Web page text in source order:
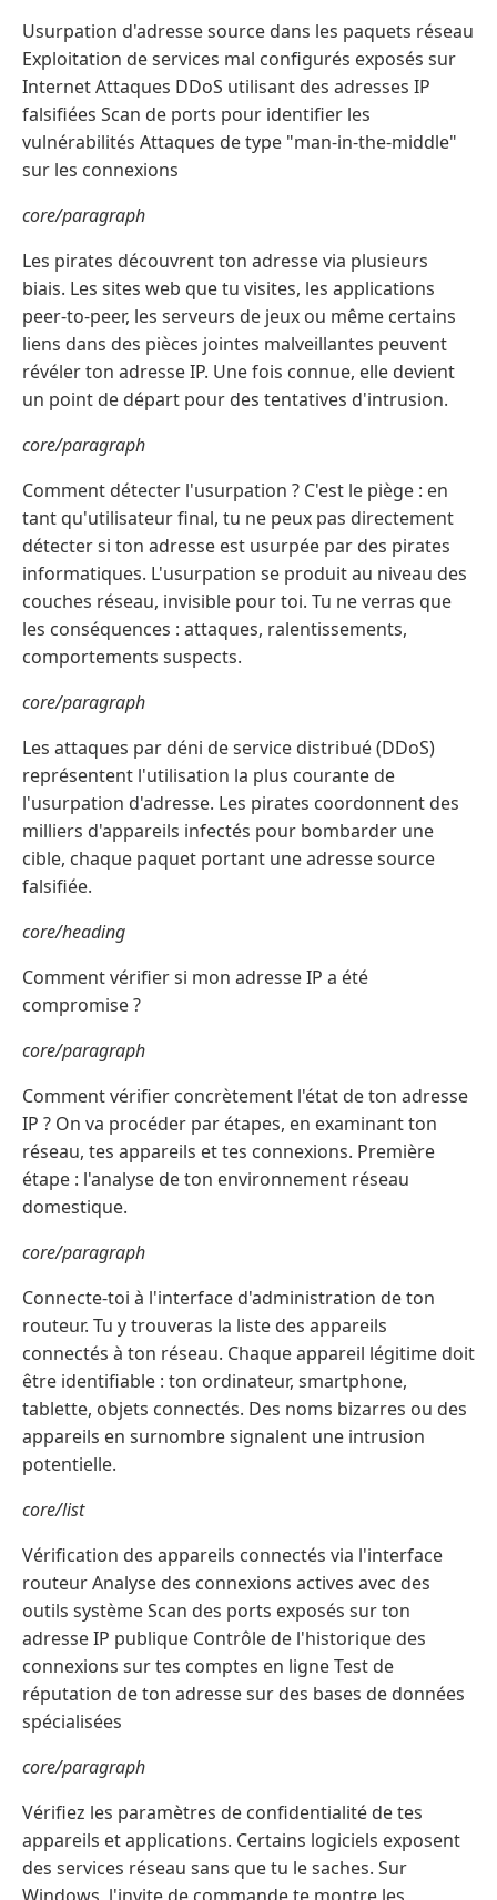
Usurpation d'adresse source dans les paquets réseau
Exploitation de services mal configurés exposés sur
Internet Attaques DDoS utilisant des adresses IP
falsifiées Scan de ports pour identifier les
vulnérabilités Attaques de type "man-in-the-middle"
sur les connexions
core/paragraph
Les pirates découvrent ton adresse via plusieurs
biais. Les sites web que tu visites, les applications
peer-to-peer, les serveurs de jeux ou même certains
liens dans des pièces jointes malveillantes peuvent
révéler ton adresse IP. Une fois connue, elle devient
un point de départ pour des tentatives d'intrusion.
core/paragraph
Comment détecter l'usurpation ? C'est le piège : en
tant qu'utilisateur final, tu ne peux pas directement
détecter si ton adresse est usurpée par des pirates
informatiques. L'usurpation se produit au niveau des
couches réseau, invisible pour toi. Tu ne verras que
les conséquences : attaques, ralentissements,
comportements suspects.
core/paragraph
Les attaques par déni de service distribué (DDoS)
représentent l'utilisation la plus courante de
l'usurpation d'adresse. Les pirates coordonnent des
milliers d'appareils infectés pour bombarder une
cible, chaque paquet portant une adresse source
falsifiée.
core/heading
Comment vérifier si mon adresse IP a été
compromise ?
core/paragraph
Comment vérifier concrètement l'état de ton adresse
IP ? On va procéder par étapes, en examinant ton
réseau, tes appareils et tes connexions. Première
étape : l'analyse de ton environnement réseau
domestique.
core/paragraph
Connecte-toi à l'interface d'administration de ton
routeur. Tu y trouveras la liste des appareils
connectés à ton réseau. Chaque appareil légitime doit
être identifiable : ton ordinateur, smartphone,
tablette, objets connectés. Des noms bizarres ou des
appareils en surnombre signalent une intrusion
potentielle.
core/list
Vérification des appareils connectés via l'interface
routeur Analyse des connexions actives avec des
outils système Scan des ports exposés sur ton
adresse IP publique Contrôle de l'historique des
connexions sur tes comptes en ligne Test de
réputation de ton adresse sur des bases de données
spécialisées
core/paragraph
Vérifiez les paramètres de confidentialité de tes
appareils et applications. Certains logiciels exposent
des services réseau sans que tu le saches. Sur